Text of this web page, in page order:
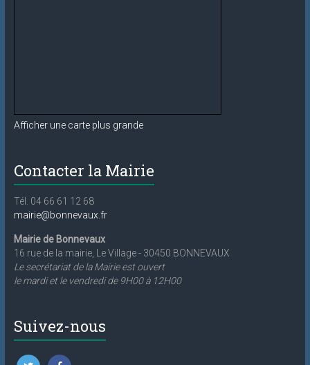
Afficher une carte plus grande
Contacter la Mairie
Tél. 04 66 61 12 68
mairie@bonnevaux.fr
Mairie de Bonnevaux
16 rue de la mairie, Le Village - 30450 BONNEVAUX
Le secrétariat de la Mairie est ouvert
le mardi et le vendredi de 9H00 à 12H00
Suivez-nous